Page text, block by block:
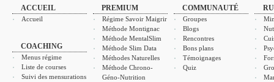
ACCUEIL
Accueil
COACHING
Menus régime
Liste de courses
Suivi des mensurations
PREMIUM
Régime Savoir Maigrir
Méthode Montignac
Méthode MentalSlim
Méthode Slim Data
Méthodes Naturelles
Méthode Chrono-
Géno-Nutrition
COMMUNAUTÉ
Groupes
Blogs
Rencontres
Bons plans
Témoignages
Quiz